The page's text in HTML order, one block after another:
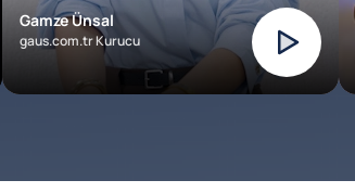
Gamze Ünsal
gaus.com.tr Kurucu